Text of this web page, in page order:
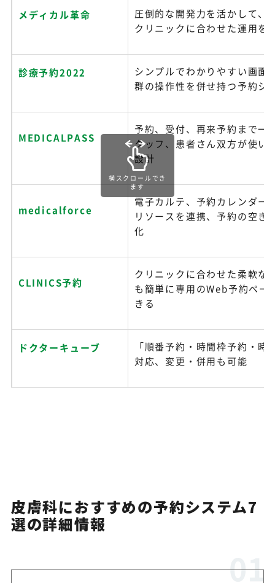
メディカル革命
圧倒的な開発力を活かして、
クリニックに合わせた運用を
診療予約2022
シンプルでわかりやすい画面
群の操作性を併せ持つ予約シ
MEDICALPASS
予約、受付、再来予約まで一
タッフ、患者さん双方が使い
設計
medicalforce
電子カルテ、予約カレンダー
リソースを連携、予約の空き
化
CLINICS予約
クリニックに合わせた柔軟な
も簡単に専用のWeb予約ペー
きる
ドクターキューブ
「順番予約・時間枠予約・時
対応、変更・併用も可能
横スクロールでき
ます
皮膚科におすすめの予約システム7
選の詳細情報